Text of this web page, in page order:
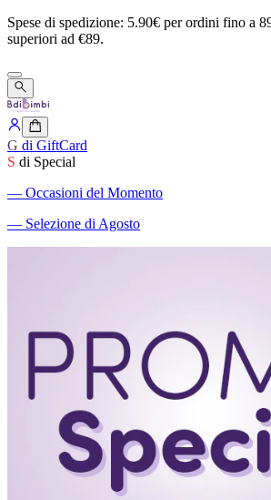
Spese di spedizione: 5.90€ perordini fino a
superiori ad €89.
G di GiftCard
S di Special
― Occasioni del Momento
― Selezione di Agosto